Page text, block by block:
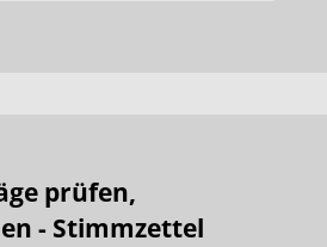
prüfen,
- Stimmzettel